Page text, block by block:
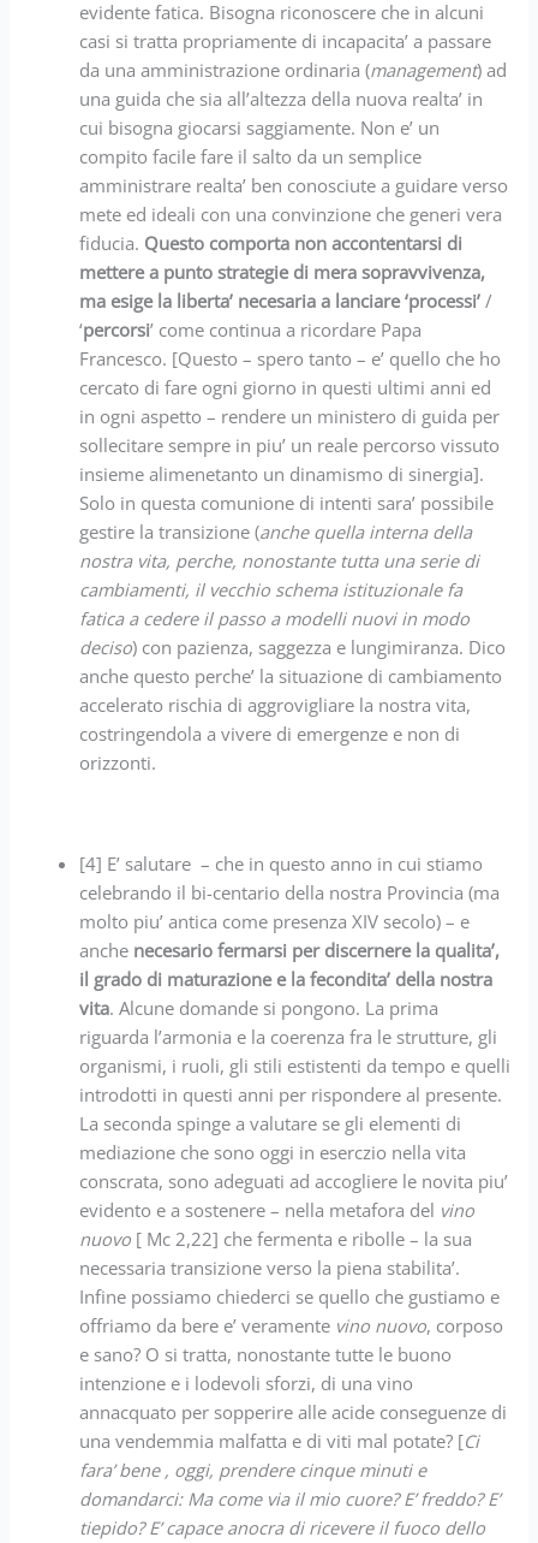
evidente fatica. Bisogna riconoscere che in alcuni
casi si tratta propriamente di incapacita’ a passare
da una amministrazione ordinaria (management) ad
una guida che sia all’altezza della nuova realta’ in
cui bisogna giocarsi saggiamente. Non e’ un
compito facile fare il salto da un semplice
amministrare realta’ ben conosciute a guidare verso
mete ed ideali con una convinzione che generi vera
fiducia. Questo comporta non accontentarsi di
mettere a punto strategie di mera sopravvivenza,
ma esige la liberta’ necesaria a lanciare ‘processi’ /
‘percorsi’ come continua a ricordare Papa
Francesco. [Questo – spero tanto – e’ quello che ho
cercato di fare ogni giorno in questi ultimi anni ed
in ogni aspetto – rendere un ministero di guida per
sollecitare sempre in piu’ un reale percorso vissuto
insieme alimenetanto un dinamismo di sinergia].
Solo in questa comunione di intenti sara’ possibile
gestire la transizione (anche quella interna della
nostra vita, perche, nonostante tutta una serie di
cambiamenti, il vecchio schema istituzionale fa
fatica a cedere il passo a modelli nuovi in modo
deciso) con pazienza, saggezza e lungimiranza. Dico
anche questo perche’ la situazione di cambiamento
accelerato rischia di aggrovigliare la nostra vita,
costringendola a vivere di emergenze e non di
orizzonti.
[4] E’ salutare – che in questo anno in cui stiamo
celebrando il bi-centario della nostra Provincia (ma
molto piu’ antica come presenza XIV secolo) – e
anche necesario fermarsi per discernere la qualita’,
il grado di maturazione e la fecondita’ della nostra
vita. Alcune domande si pongono. La prima
riguarda l’armonia e la coerenza fra le strutture, gli
organismi, i ruoli, gli stili estistenti da tempo e quelli
introdotti in questi anni per rispondere al presente.
La seconda spinge a valutare se gli elementi di
mediazione che sono oggi in eserczio nella vita
conscrata, sono adeguati ad accogliere le novita piu’
evidento e a sostenere – nella metafora del vino
nuovo [ Mc 2,22] che fermenta e ribolle – la sua
necessaria transizione verso la piena stabilita’.
Infine possiamo chiederci se quello che gustiamo e
offriamo da bere e’ veramente vino nuovo, corposo
e sano? O si tratta, nonostante tutte le buono
intenzione e i lodevoli sforzi, di una vino
annacquato per sopperire alle acide conseguenze di
una vendemmia malfatta e di viti mal potate? [Ci
fara’ bene , oggi, prendere cinque minuti e
domandarci: Ma come via il mio cuore? E’ freddo? E’
tiepido? E’ capace anocra di ricevere il fuoco dello